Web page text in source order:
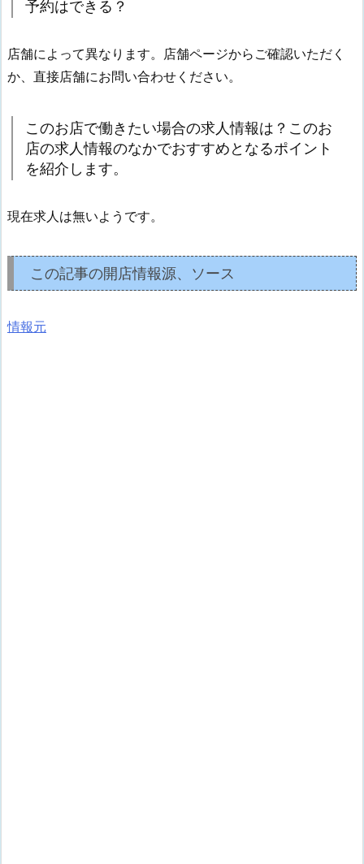
予約はできる？
店舗によって異なります。店舗ページからご確認いただく
か、直接店舗にお問い合わせください。
このお店で働きたい場合の求人情報は？このお
店の求人情報のなかでおすすめとなるポイント
を紹介します。
現在求人は無いようです。
この記事の開店情報源、ソース
情報元